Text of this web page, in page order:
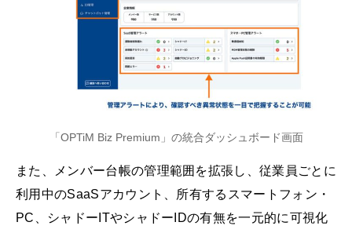
「OPTiM Biz Premium」の統合ダッシュボード画面
また、メンバー台帳の管理範囲を拡張し、従業員ごとに
利用中のSaaSアカウント、所有するスマートフォン・
PC、シャドーITやシャドーIDの有無を一元的に可視化